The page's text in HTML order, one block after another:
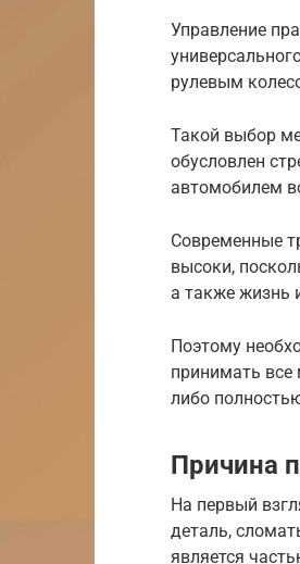
Управление
рулевым
Такой выбор
обусловлен
автомобилем
Современные
высоки,
а также жизнь
Поэтому
принимать все
либо
Причина
На первый
деталь,
является